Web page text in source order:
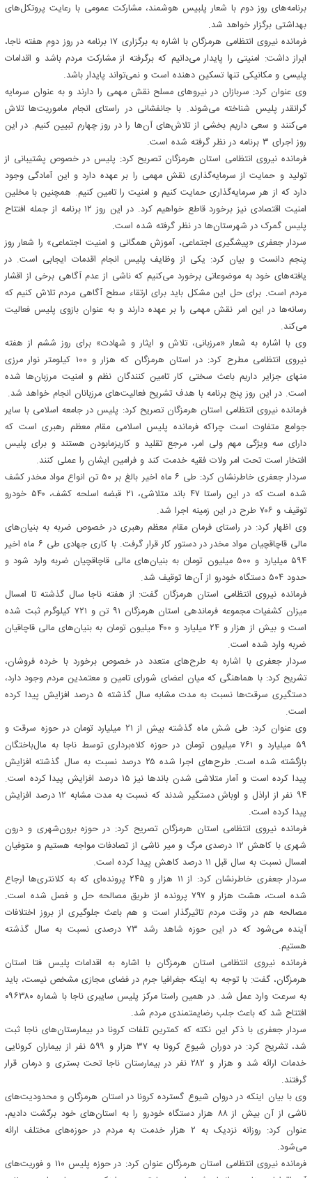
برنامه‌های روز دوم با شعار پلبیس هوشمند، مشارکت عمومی با رعایت پروتکل‌های
بهداشتی برگزار خواهد شد.
فرمانده نیروی انتظامی هرمزگان با اشاره به برگزاری ۱۷ برنامه در روز دوم هفته ناجا،
ابراز داشت: امنیتی را پایدار می‌دانیم که برگرفته از مشارکت مردم باشد و اقدامات
پلیسی و مکانیکی تنها تسکین دهنده است و نمی‌تواند پایدار باشد.
وی عنوان کرد: سربازان در نیروهای مسلح نقش مهمی را دارند و به عنوان سرمایه
گرانقدر پلیس شناخته می‌شوند. با جانفشانی در راستای انجام ماموریت‌ها تلاش
می‌کنند و سعی داریم بخشی از تلاش‌های آن‌ها را در روز چهارم تبیین کنیم. در این
روز اجرای ۳ برنامه در نظر گرفته شده است.
فرمانده نیروی انتظامی استان هرمزگان تصریح کرد: پلیس در خصوص پشتیبانی از
تولید و حمایت از سرمایه‌گذاری نقش مهمی را بر عهده دارد و این آمادگی وجود
دارد که از هر سرمایه‌گذاری حمایت کنیم و امنیت را تامین کنیم. همچنین با مخلین
امنیت اقتصادی نیز برخورد قاطع خواهیم کرد. در این روز ۱۲ برنامه از جمله افتتاح
پلیس گمرک در شهرستان‌ها در نظر گرفته شده است.
سردار جعفری «پیشگیری اجتماعی، آموزش همگانی و امنیت اجتماعی» را شعار روز
پنجم دانست و بیان کرد: یکی از وظایف پلیس انجام اقدمات ایجابی است. در
یافته‌های خود به موضوعاتی برخورد می‌کنیم که ناشی از عدم آگاهی برخی از اقشار
مردم است. برای حل این مشکل باید برای ارتقاء سطح آگاهی مردم تلاش کنیم که
رسانه‌ها در این امر نقش مهمی را بر عهده دارند و به عنوان بازوی پلیس فعالیت
می‌کند.
وی با اشاره به شعار «مرزبانی، تلاش و ایثار و شهادت» برای روز ششم از هفته
نیروی انتظامی مطرح کرد: در استان هرمزگان که هزار و ۱۰۰ کیلومتر نوار مرزی
منهای جزایر داریم باعث سختی کار تامین کنندگان نظم و امنیت مرزبان‌ها شده
است. در این روز پنج برنامه با هدف تشریح فعالیت‌های مرزبانان انجام خواهد شد.
فرمانده نیروی انتظامی استان هرمزگان تصریح کرد: پلیس در جامعه اسلامی با سایر
جوامع متفاوت است چراکه فرمانده پلیس اسلامی مقام معظم رهبری است که
دارای سه ویژگی مهم ولی امر، مرجع تقلید و کاریزمابودن هستند و برای پلیس
افتخار است تحت امر ولات فقیه خدمت کند و فرامین ایشان را عملی کنند.
سردار جعفری خاطرنشان کرد: طی ۶ ماه اخیر بالغ بر ۵۰ تن انواع مواد مخدر کشف
شده است که در این راستا ۴۷ باند متلاشی، ۲۱ قبضه اسلحه کشف، ۵۴۰ خودرو
توقیف و ۷۰۶ طرح در این زمینه اجرا شد.
وی اظهار کرد: در راستای فرمان مقام معظم رهبری در خصوص ضربه به بنیان‌های
مالی قاچاقچیان مواد مخدر در دستور کار قرار گرفت. با کاری جهادی طی ۶ ماه اخیر
۵۹۴ میلیارد و ۵۰۰ میلیون تومان به بنیان‌های مالی قاچاقچیان ضربه وارد شود و
حدود ۵۰۴ دستگاه خودرو از آن‌ها توقیف شد.
فرمانده نیروی انتظامی استان هرمزگان گفت: از هفته ناجا سال گذشته تا امسال
میزان کشفیات مجموعه فرماندهی استان هرمزگان ۹۱ تن و ۷۲۱ کیلوگرم ثبت شده
است و بیش از هزار و ۲۴ میلیارد و ۴۰۰ میلیون تومان به بنیان‌های مالی قاچاقیان
ضربه وارد شده است.
سردار جعفری با اشاره به طرح‌های متعدد در خصوص برخورد با خرده فروشان،
تشریح کرد: با هماهنگی که میان اعضای شورای تامین و معتمدین مردم وجود دارد،
دستگیری سرقت‌ها نسبت به مدت مشابه سال گذشته ۵ درصد افزایش پیدا کرده
است.
وی عنوان کرد: طی شش ماه گذشته بیش از ۲۱ میلیارد تومان در حوزه سرقت و
۵۹ میلیارد و ۷۶۱ میلیون تومان در حوزه کلاه‌برداری توسط ناجا به مال‌باختگان
بازگشته شده است. طرح‌های اجرا شده ۲۵ درصد نسبت به سال گذشته افزایش
پیدا کرده است و آمار متلاشی شدن باندها نیز ۱۵ درصد افزایش پیدا کرده است.
۹۴ نفر از اراذل و اوباش دستگیر شدند که نسبت به مدت مشابه ۱۲ درصد افزایش
پیدا کرده است.
فرمانده نیروی انتظامی استان هرمزگان تصریح کرد: در حوزه برون‌شهری و درون
شهری با کاهش ۱۲ درصدی مرگ و میر ناشی از تصادفات مواجه هستیم و متوفیان
امسال نسبت به سال قبل ۱۱ درصد کاهش پیدا کرده است.
سردار جعفری خاطرنشان کرد: از ۱۱ هزار و ۲۴۵ پرونده‌ای که به کلانتری‌ها ارجاع
شده است، هشت هزار و ۷۹۷ پرونده از طریق مصالحه حل و فصل شده است.
مصالحه هم در وقت مردم تاثیرگذار است و هم باعث جلوگیری از بروز اختلافات
آینده می‌شود که در این حوزه شاهد رشد ۷۳ درصدی نسبت به سال گذشته
هستیم.
فرمانده نیروی انتظامی استان هرمزگان با اشاره به اقدامات پلیس فتا استان
هرمزگان، گفت: با توجه به اینکه جغرافیا جرم در فضای مجازی مشخص نیست، باید
به سرعت وارد عمل شد. در همین راستا مرکز پلیس سایبری ناجا با شماره ۰۹۶۳۸۰
افتتاح شد که باعث جلب رضایمتمندی مردم شد.
سردار جعفری با ذکر این نکته که کمترین تلفات کرونا در بیمارستان‌های ناجا ثبت
شد، تشریح کرد: در دوران شیوع کرونا به ۳۷ هزار و ۵۹۹ نفر از بیماران کرونایی
خدمات ارائه شد و هزار و ۲۸۲ نفر در بیمارستان ناجا تحت بستری و درمان قرار
گرفتند.
وی با بیان اینکه در دروان شیوع گسترده کرونا در استان هرمزگان و محدودیت‌های
ناشی از آن بیش از ۸۸ هزار دستگاه خودرو را به استان‌های خود برگشت دادیم،
عنوان کرد: روزانه نزدیک به ۲ هزار خدمت به مردم در حوزه‌های مختلف ارائه
می‌شود.
فرمانده نیروی انتظامی استان هرمزگان عنوان کرد: در حوزه پلیس ۱۱۰ و فوریت‌های